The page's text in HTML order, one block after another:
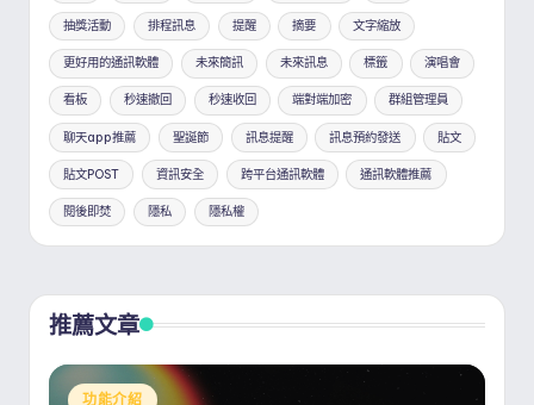
抽獎活動 排程訊息 提醒 摘要 文字縮放
更好用的通訊軟體 未來簡訊 未來訊息 標籤 演唱會
看板 秒速撤回 秒速收回 端對端加密 群組管理員
聊天app推薦 聖誕節 訊息提醒 訊息預約發送 貼文
貼文POST 資訊安全 跨平台通訊軟體 通訊軟體推薦
閱後即焚 隱私 隱私權
推薦文章
Posted
功能介紹